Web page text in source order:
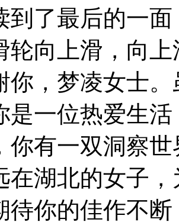
到了最后的一
轮向上滑，向
梦凌女士。
是一位热爱生
你有一双洞察
在湖北的女子
待你的佳作不